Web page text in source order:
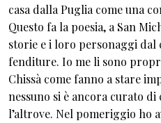
casa dalla Puglia come una
Questo fa la poesia, a San
storie e i loro personaggi dal
fenditure. Io me li sono
Chissà come fanno a stare
nessuno si è ancora curato
l’altrove. Nel pomeriggio ho